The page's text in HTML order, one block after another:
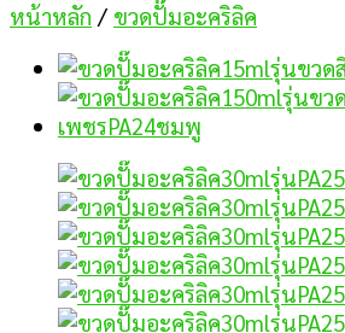
หน้าหลัก / ขวดปั๊มอะคริลิค